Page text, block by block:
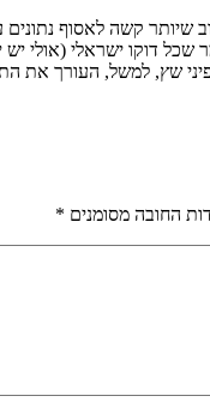
שיותר קשה לאסוף נתונים
שכל דוקו ישראלי
שץ, למשל, העורך את
החובה מסומנים *